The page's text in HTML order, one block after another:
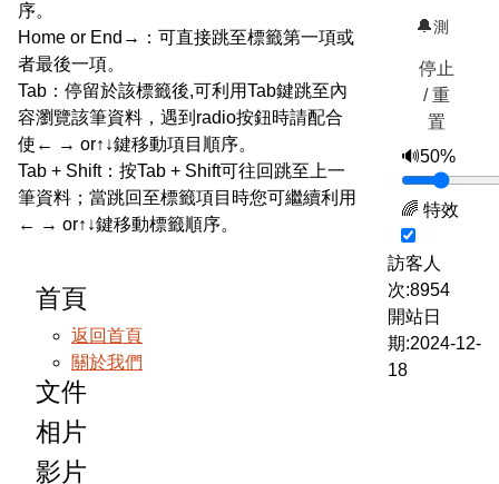
序。
Home or End→：可直接跳至標籤第一項或
者最後一項。
Tab：停留於該標籤後,可利用Tab鍵跳至內
容瀏覽該筆資料，遇到radio按鈕時請配合
使← → or↑↓鍵移動項目順序。
Tab + Shift：按Tab + Shift可往回跳至上一
筆資料；當跳回至標籤項目時您可繼續利用
← → or↑↓鍵移動標籤順序。
首頁
返回首頁
關於我們
文件
相片
影片
🔔測
停止
/ 重
置
🔊50%
🌈 特效
訪客人
次:8954
開站日
期:2024-12-
18